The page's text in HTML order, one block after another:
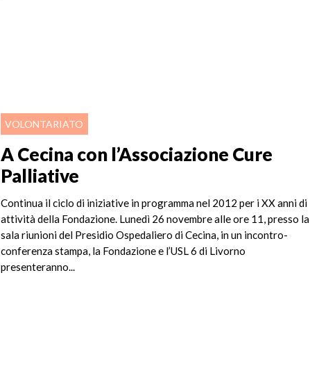
VOLONTARIATO
A Cecina con l’Associazione Cure
Palliative
Continua il ciclo di iniziative in programma nel 2012 per i XX anni di
attività della Fondazione. Lunedì 26 novembre alle ore 11, presso la
sala riunioni del Presidio Ospedaliero di Cecina, in un incontro-
conferenza stampa, la Fondazione e l’USL 6 di Livorno
presenteranno...